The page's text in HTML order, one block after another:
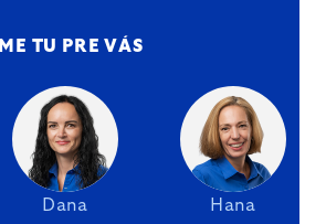
TU PRE VÁS
Dana Hana